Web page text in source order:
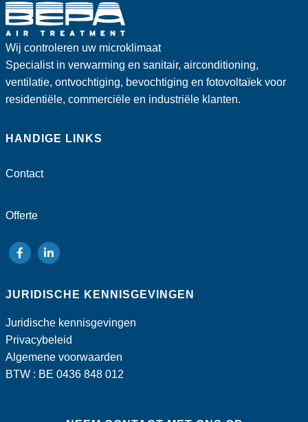
Wij controleren uw microklimaat
Specialist in verwarming en sanitair, airconditioning,
ventilatie, ontvochtiging, bevochtiging en fotovoltaïek voor
residentiële, commerciële en industriële klanten.
HANDIGE LINKS
Contact
Offerte
volg
op
volg
op
JURIDISCHE KENNISGEVINGEN
Juridische kennisgevingen
Privacybeleid
Algemene voorwaarden
BTW : BE 0436 848 012